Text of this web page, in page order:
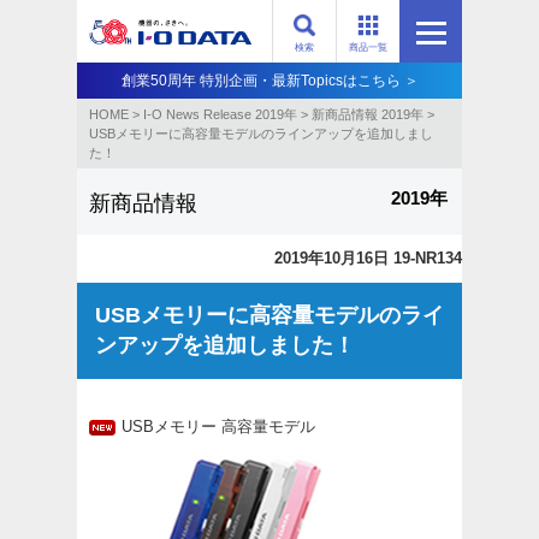
商品一覧
検索
創業50周年 特別企画・最新Topicsはこちら ＞
HOME > I-O News Release 2019年 > 新商品情報 2019年 >
USBメモリーに高容量モデルのラインアップを追加しまし
た！
新商品情報 2019年
2019年10月16日 19-NR134
USBメモリーに高容量モデルのライ
ンアップを追加しました！
USBメモリー 高容量モデル